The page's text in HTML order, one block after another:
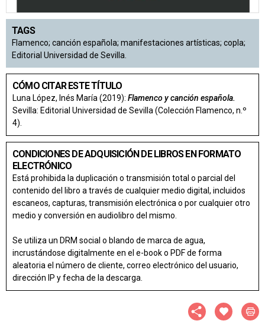
TAGS
Flamenco; canción española; manifestaciones artísticas; copla;
Editorial Universidad de Sevilla.
CÓMO CITAR ESTE TÍTULO
Luna López, Inés María (2019): Flamenco y canción española.
Sevilla: Editorial Universidad de Sevilla (Colección Flamenco, n.º
4).
CONDICIONES DE ADQUISICIÓN DE LIBROS EN FORMATO
ELECTRÓNICO
Está prohibida la duplicación o transmisión total o parcial del
contenido del libro a través de cualquier medio digital, incluidos
escaneos, capturas, transmisión electrónica o por cualquier otro
medio y conversión en audiolibro del mismo.
Se utiliza un DRM social o blando de marca de agua,
incrustándose digitalmente en el e-book o PDF de forma
aleatoria el número de cliente, correo electrónico del usuario,
dirección IP y fecha de la descarga.